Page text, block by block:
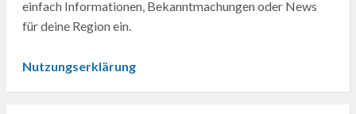
einfach Informationen, Bekanntmachungen oder News
für deine Region ein.
Nutzungserklärung